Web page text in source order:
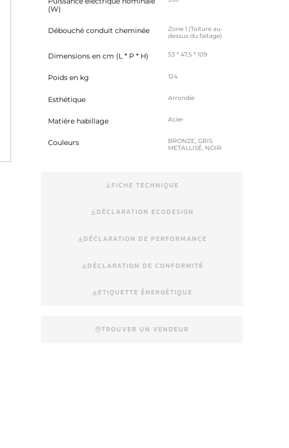
(W)
Débouché conduit cheminée
Zone 1 (Toiture au-
dessus du faitage)
Dimensions en cm (L * P * H) 53 * 47,5 * 109
Poids en kg 124
Esthétique Arrondie
Matière habillage Acier
Couleurs
BRONZE, GRIS
METALLISÉ, NOIR
FICHE TECHNIQUE
DÉCLARATION ECODESIGN
DÉCLARATION DE PERFORMANCE
DÉCLARATION DE CONFORMITÉ
ETIQUETTE ÉNERGÉTIQUE
TROUVER UN VENDEUR